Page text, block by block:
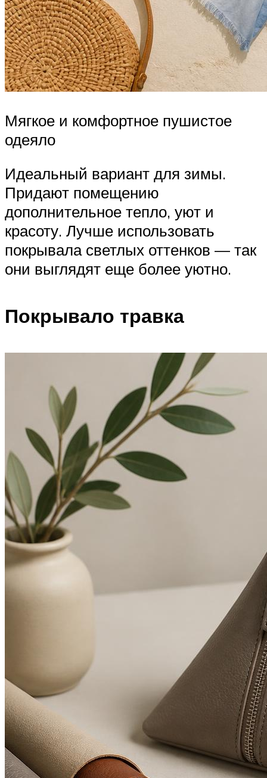
Мягкое и комфортное пушистое
одеяло
Идеальный вариант для зимы.
Придают помещению
дополнительное тепло, уют и
красоту. Лучше использовать
покрывала светлых оттенков — так
они выглядят еще более уютно.
Покрывало травка